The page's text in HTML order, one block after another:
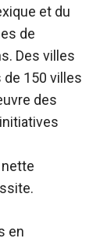
et du
de
Des villes
150 villes
des
en